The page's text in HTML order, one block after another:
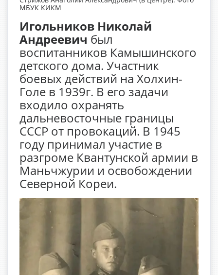
МБУК КИКМ
Игольников Николай
Андреевич был
воспитанников Камышинского
детского дома. Участник
боевых действий на Холхин-
Голе в 1939г. В его задачи
входило охранять
дальневосточные границы
СССР от провокаций. В 1945
году принимал участие в
разгроме Квантунской армии в
Маньчжурии и освобождении
Северной Кореи.